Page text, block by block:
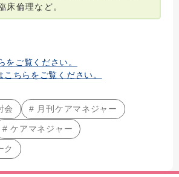
床倫理など。
をご覧ください。
ちらをご覧ください。
会 # 月刊ケアマネジャー
# ケアマネジャー
ク